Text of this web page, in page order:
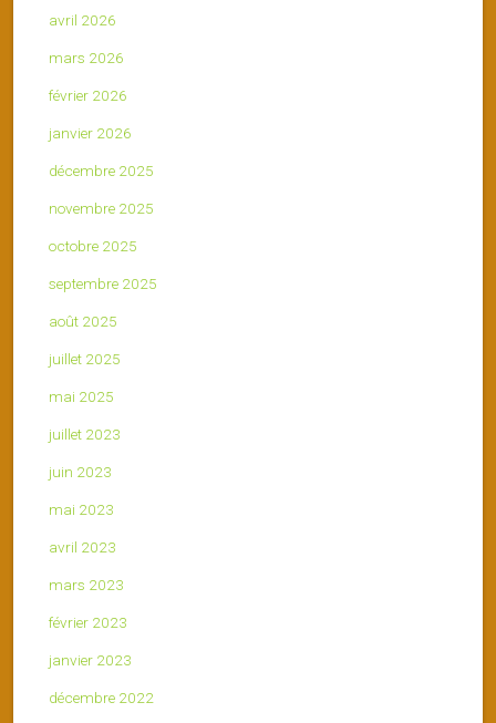
avril 2026
mars 2026
février 2026
janvier 2026
décembre 2025
novembre 2025
octobre 2025
septembre 2025
août 2025
juillet 2025
mai 2025
juillet 2023
juin 2023
mai 2023
avril 2023
mars 2023
février 2023
janvier 2023
décembre 2022